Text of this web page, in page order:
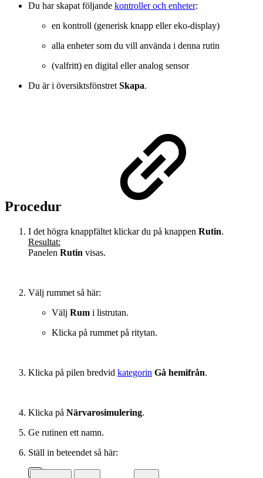
Du har skapat följande kontroller och enheter:
en kontroll (generisk knapp eller eko-display)
alla enheter som du vill använda i denna rutin
(valfritt) en digital eller analog sensor
Du är i översiktsfönstretSkapa.
Procedur
I det högra knappfältet klickar du på knappen Rutin.
Resultat:
Panelen Rutin visas.
Välj rummet så här:
Välj Rum i listrutan.
Klicka på rummet på ritytan.
Klicka på pilen bredvid kategorin Gå hemifrån.
Klicka på Närvarosimulering.
Ge rutinen ett namn.
Ställ in beteendet så här: